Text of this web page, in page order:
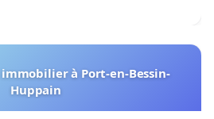
à Port-en-Bessin-
Huppain